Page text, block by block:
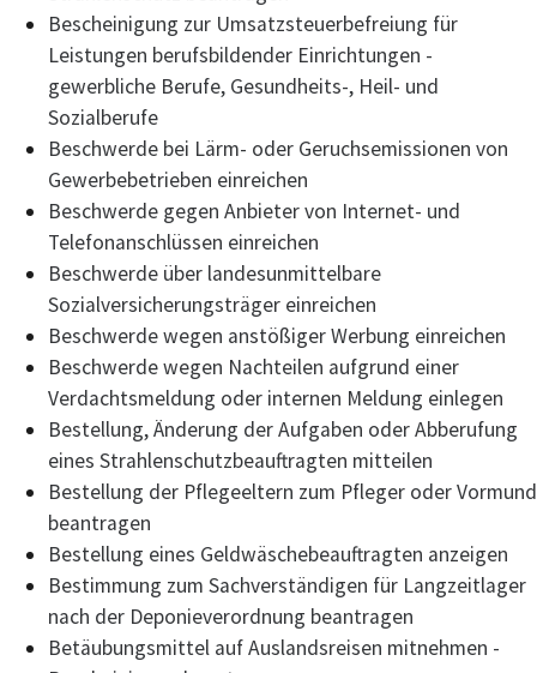
Bescheinigung zur Umsatzsteuerbefreiung für
Leistungen berufsbildender Einrichtungen -
gewerbliche Berufe, Gesundheits-, Heil- und
Sozialberufe
Beschwerde bei Lärm- oder Geruchsemissionen von
Gewerbebetrieben einreichen
Beschwerde gegen Anbieter von Internet- und
Telefonanschlüssen einreichen
Beschwerde über landesunmittelbare
Sozialversicherungsträger einreichen
Beschwerde wegen anstößiger Werbung einreichen
Beschwerde wegen Nachteilen aufgrund einer
Verdachtsmeldung oder internen Meldung einlegen
Bestellung, Änderung der Aufgaben oder Abberufung
eines Strahlenschutzbeauftragten mitteilen
Bestellung der Pflegeeltern zum Pfleger oder Vormund
beantragen
Bestellung eines Geldwäschebeauftragten anzeigen
Bestimmung zum Sachverständigen für Langzeitlager
nach der Deponieverordnung beantragen
Betäubungsmittel auf Auslandsreisen mitnehmen -